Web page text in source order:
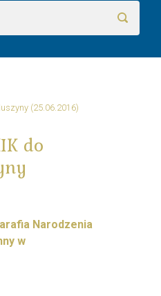
(25.06.2016)
do
Narodzenia
w